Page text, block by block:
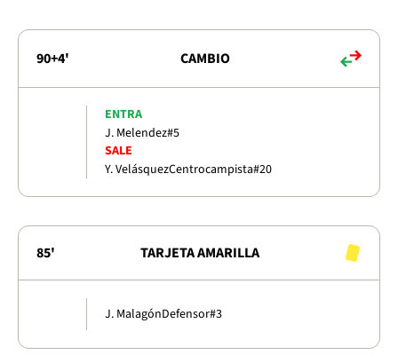
90+4' CAMBIO
ENTRA
J. Melendez#5
SALE
Y. VelásquezCentrocampista#20
85' TARJETA AMARILLA
J. MalagónDefensor#3